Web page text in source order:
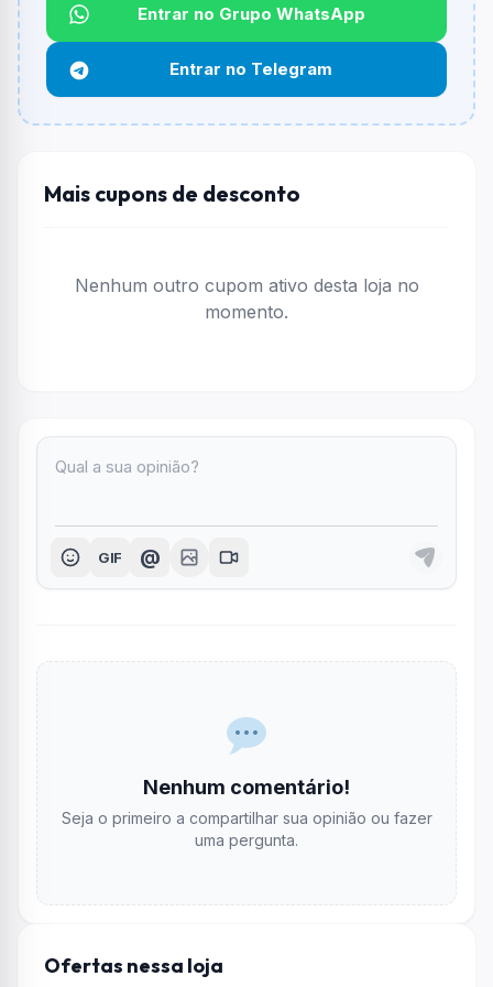
Não informado ou sem limite.
Funciona em qualquer produto?
Não necessariamente. Depende de itens participantes
e alguns vendedores ou produtos especificos podem
Entrar no Grupo WhatsApp
Entrar no Telegram
Mais cupons de desconto
Nenhum outro cupom ativo desta loja no
momento.
GIF @
Nenhum comentário!
Seja o primeiro a compartilhar sua opinião ou fazer
uma pergunta.
Ofertas nessa loja